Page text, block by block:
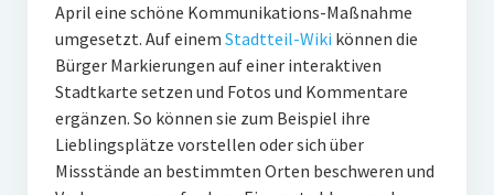
Social Media
PR-Theorie
PR-Literatur
PR-Studien
April eine schöne Kommunikations-Maßnahme
umgesetzt. Auf einem Stadtteil-Wiki können die
Bürger Markierungen auf einer interaktiven
Stadtkarte setzen und Fotos und Kommentare
ergänzen. So können sie zum Beispiel ihre
Lieblingsplätze vorstellen oder sich über
Missstände an bestimmten Orten beschweren und